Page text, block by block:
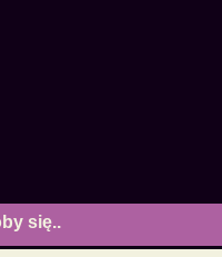
się..